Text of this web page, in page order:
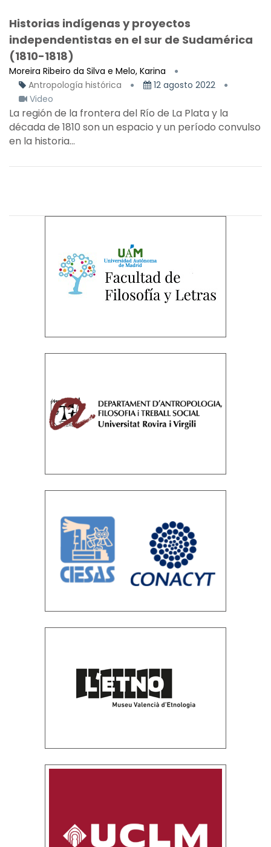
Historias indígenas y proyectos
independentistas en el sur de Sudamérica
(1810-1818)
Moreira Ribeiro da Silva e Melo, Karina
Antropología histórica
12 agosto 2022
Video
La región de la frontera del Río de La Plata y la
década de 1810 son un espacio y un período convulso
en la historia...